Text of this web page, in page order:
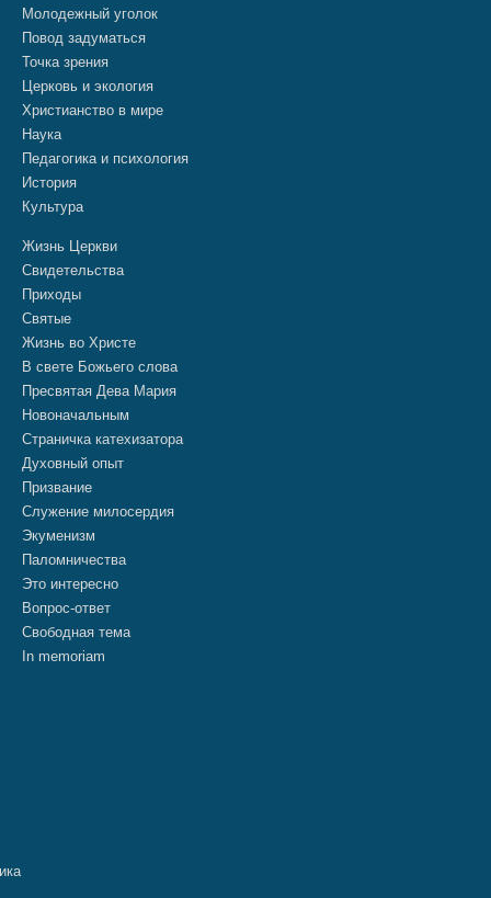
Молодежный уголок
Повод задуматься
Точка зрения
Церковь и экология
Христианство в мире
Наука
Педагогика и психология
История
Культура
Жизнь Церкви
Свидетельства
Приходы
Святые
Жизнь во Христе
В свете Божьего слова
Пресвятая Дева Мария
Новоначальным
Страничка катехизатора
Духовный опыт
Призвание
Служение милосердия
Экуменизм
Паломничества
Это интересно
Вопрос-ответ
Свободная тема
In memoriam